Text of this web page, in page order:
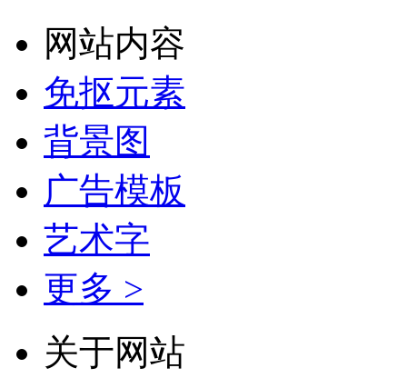
网站内容
免抠元素
背景图
广告模板
艺术字
更多 >
关于网站